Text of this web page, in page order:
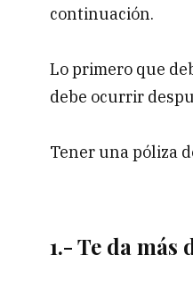
continuación.
Lo primero que
debe ocurrir
Tener una póliza
1.- Te da más